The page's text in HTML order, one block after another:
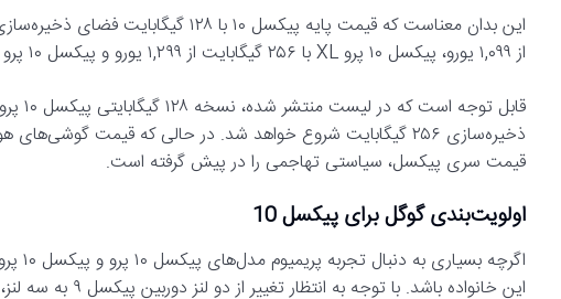
از ۱,۰۹۹ یورو، پیکسل ۱۰ پرو XL با ۲۵۶ گیگابایت از ۱,۲۹۹ یورو و پیکسل ۱۰ پرو فولد با ۲۵۶ گیگابایت از ۱,۸۹۹ یورو خواهد بود.
ذخیره‌سازی ۲۵۶ گیگابایت شروع خواهد شد. در حالی که قیمت
قیمت سری پیکسل، سیاستی تهاجمی را در پیش گرفته است.
اولویت‌بندی گوگل برای پیکسل 10